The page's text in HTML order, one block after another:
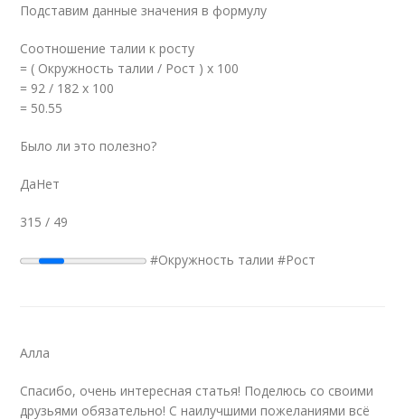
Подставим данные значения в формулу
Соотношение талии к росту
= ( Окружность талии / Рост ) x 100
= 92 / 182 x 100
= 50.55
Было ли это полезно?
ДаНет
315 / 49
#Окружность талии #Рост
Aлла
Спасибо, очень интересная статья! Поделюсь со своими
друзьями обязательно! С наилучшими пожеланиями всё